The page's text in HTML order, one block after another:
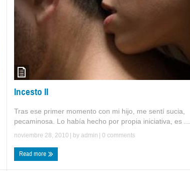
Incesto II
Tras ese primer momento con mi hijo, me sentí sucia,
pecaminosa. Lo había hecho por propia iniciativa, es ...
noviembre 28, 2010 | byadmin 0 comments
Read more